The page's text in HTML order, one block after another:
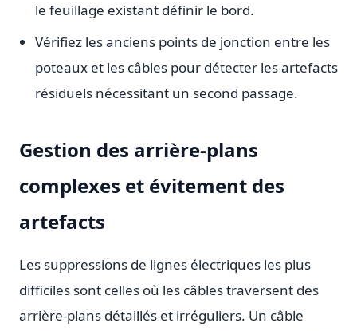
le feuillage existant définir le bord.
Vérifiez les anciens points de jonction entre les
poteaux et les câbles pour détecter les artefacts
résiduels nécessitant un second passage.
Gestion des arrière-plans
complexes et évitement des
artefacts
Les suppressions de lignes électriques les plus
difficiles sont celles où les câbles traversent des
arrière-plans détaillés et irréguliers. Un câble